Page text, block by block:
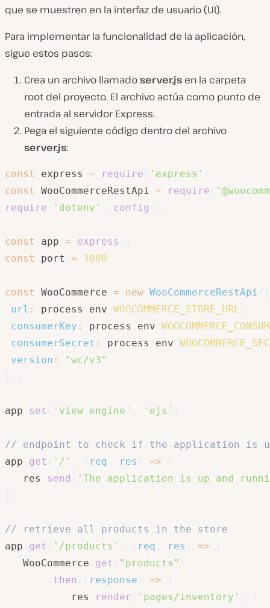
que se muestren en la interfaz de usuario (UI).
Para implementar la funcionalidad de la aplicación,
sigue estos pasos:
Crea un archivo llamadoserver.js en la carpeta
root del proyecto. El archivo actúa como punto de
entrada al servidor Express.
Pega el siguiente código dentro del archivo
server.js:
const express = require 'express'
const
WooCommerceRestApi = require
require
'dotenv' config
const app = express
const
port = 3000
const WooCommerce = new WooCommerceRestApi
url : process env WOOCOMMERCE_STORE_URL
consumerKey : process env
consumerSecret : process env
version :
"wc/v3"
app set 'view engine' 'ejs'
// endpoint to check if the application is
app
get '/' req res =>
   res
send
'The application is up and
// retrieve all products in the store
app
get '/products' req res =>
   WooCommerce
get "products"
then response =>
           res
render 'pages/inventory'